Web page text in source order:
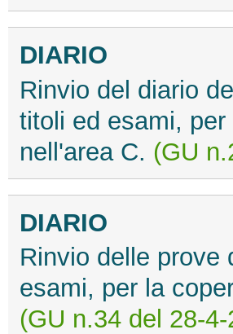
DIARIO
Rinvio del diario
titoli ed esami,
nell'area C. (GU
DIARIO
Rinvio delle prove
esami, per la
(GU n.34 del 28-